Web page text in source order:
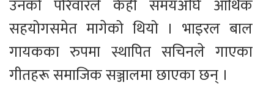
उनको परिवारले केही समयअघि आर्थिक
सहयोगसमेत मागेको थियो । भाइरल बाल
गायकका रुपमा स्थापित सचिनले गाएका
गीतहरू समाजिक सञ्जालमा छाएका छन् ।